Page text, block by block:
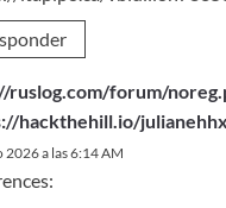
ruslog.com/forum/
hackthehill.io/
2026 a las 6:14 AM